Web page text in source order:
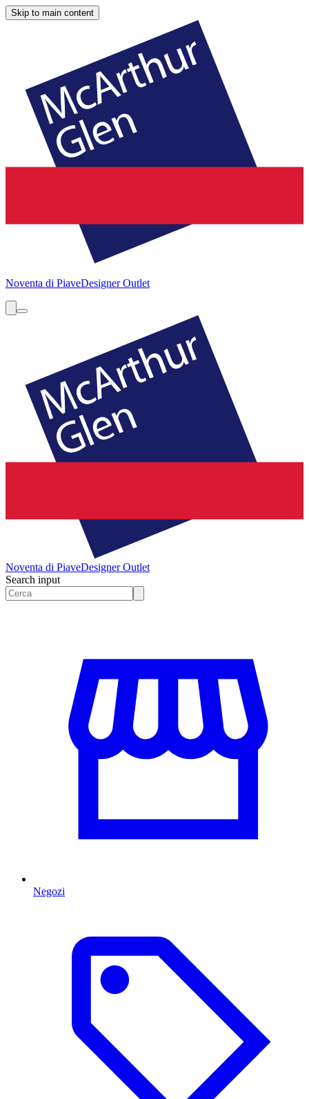
Skip to main content
Noventa di PiaveDesigner Outlet
Noventa di PiaveDesigner Outlet
Search input
Negozi